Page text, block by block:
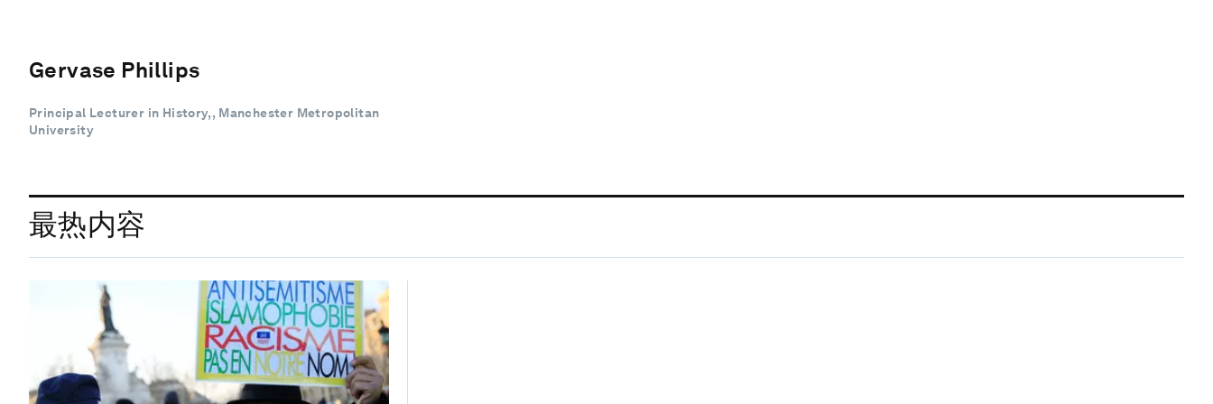
Gervase Phillips
Principal Lecturer in History, , Manchester Metropolitan
University
最热内容